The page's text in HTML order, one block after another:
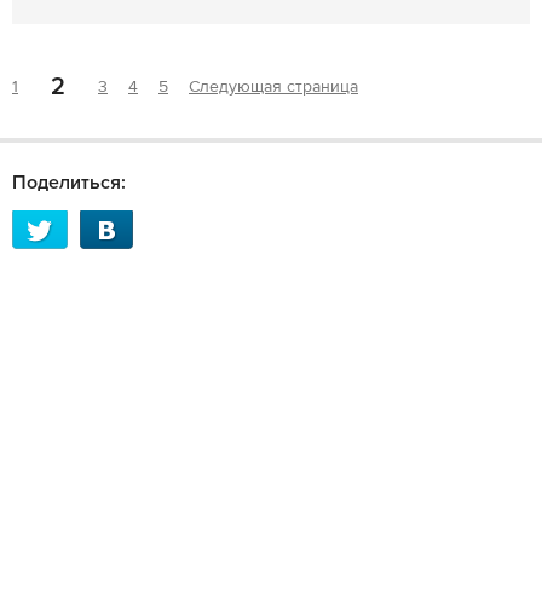
1 2 3 4 5 Следующая страница
Поделиться: